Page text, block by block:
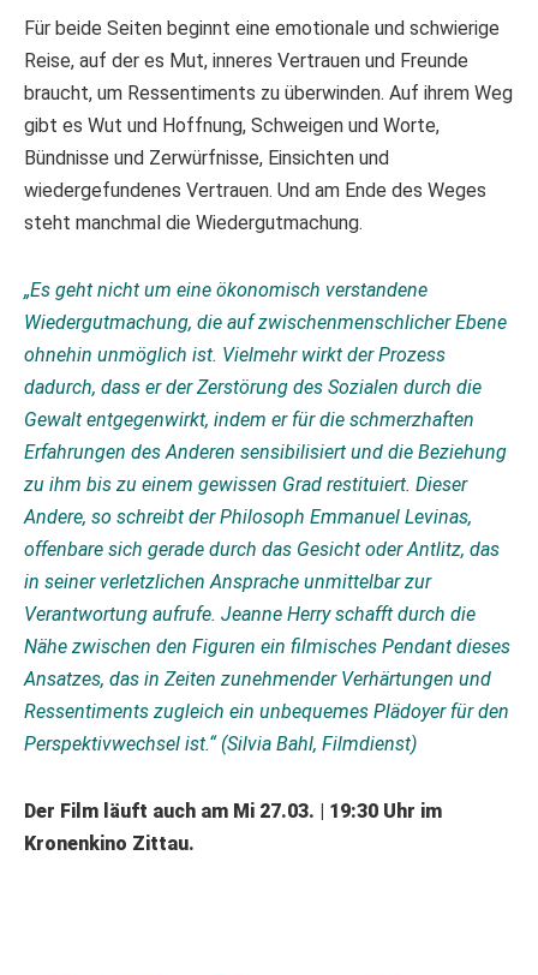
Für beide Seiten beginnt eine emotionale und schwierige
Reise, auf der es Mut, inneres Vertrauen und Freunde
braucht, um Ressentiments zu überwinden. Auf ihrem Weg
gibt es Wut und Hoffnung, Schweigen und Worte,
Bündnisse und Zerwürfnisse, Einsichten und
wiedergefundenes Vertrauen. Und am Ende des Weges
steht manchmal die Wiedergutmachung.
„Es geht nicht um eine ökonomisch verstandene
Wiedergutmachung, die auf zwischenmenschlicher Ebene
ohnehin unmöglich ist. Vielmehr wirkt der Prozess
dadurch, dass er der Zerstörung des Sozialen durch die
Gewalt entgegenwirkt, indem er für die schmerzhaften
Erfahrungen des Anderen sensibilisiert und die Beziehung
zu ihm bis zu einem gewissen Grad restituiert. Dieser
Andere, so schreibt der Philosoph Emmanuel Levinas,
offenbare sich gerade durch das Gesicht oder Antlitz, das
in seiner verletzlichen Ansprache unmittelbar zur
Verantwortung aufrufe. Jeanne Herry schafft durch die
Nähe zwischen den Figuren ein filmisches Pendant dieses
Ansatzes, das in Zeiten zunehmender Verhärtungen und
Ressentiments zugleich ein unbequemes Plädoyer für den
Perspektivwechsel ist.“ (Silvia Bahl, Filmdienst)
Der Film läuft auch am Mi 27.03. | 19:30 Uhr im
Kronenkino Zittau.